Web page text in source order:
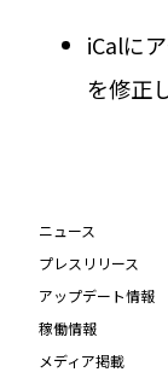
iCalに
を修正
ニュース
プレスリリース
アップデート情報
稼働情報
メディア掲載